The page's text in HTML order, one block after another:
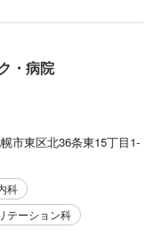
・病院
市東区北36条東15丁目1-
科
テーション科